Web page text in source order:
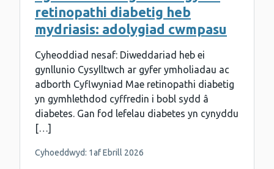
retinopathi diabetig heb
mydriasis: adolygiad cwmpasu
Cyheoddiad nesaf: Diweddariad heb ei
gynllunio Cysylltwch ar gyfer ymholiadau ac
adborth Cyflwyniad Mae retinopathi diabetig
yn gymhlethdod cyffredin i bobl sydd â
diabetes. Gan fod lefelau diabetes yn cynyddu
[…]
Cyhoeddwyd: 1af Ebrill 2026